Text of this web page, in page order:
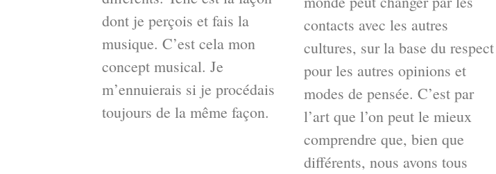
dont je perçois et fais la
musique. C’est cela mon
concept musical. Je
m’ennuierais si je procédais
toujours de la même façon.
contacts avec les autres
cultures, sur la base du respect
pour les autres opinions et
modes de pensée. C’est par
l’art que l’on peut le mieux
comprendre que, bien que
différents, nous avons tous